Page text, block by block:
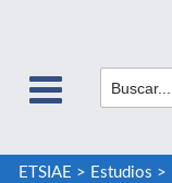
ETSIAE > Estudios >